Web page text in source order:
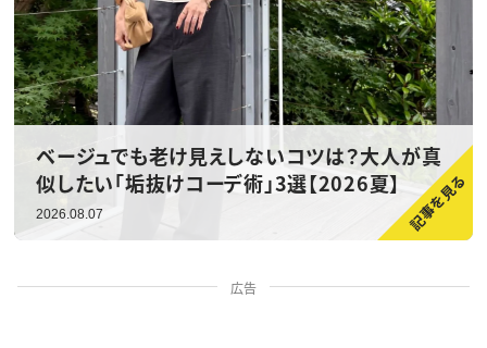
ベージュでも老け見えしないコツは？大人が真
似したい「垢抜けコーデ術」3選【2026夏】
2026.08.07
広告